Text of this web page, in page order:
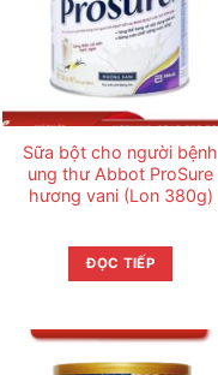
Sữa bột cho người bệnh
ung thư Abbot ProSure
hương vani (Lon 380g)
ĐỌC TIẾP